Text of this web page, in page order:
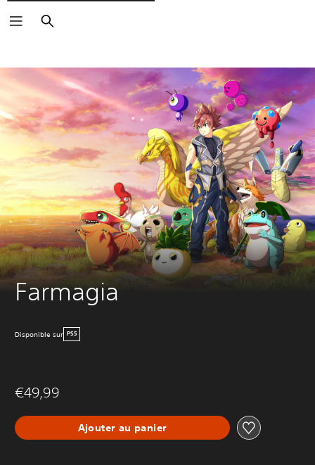
Rechercher
Farmagia
Disponible sur PS5
€49,99
Ajouter au panier